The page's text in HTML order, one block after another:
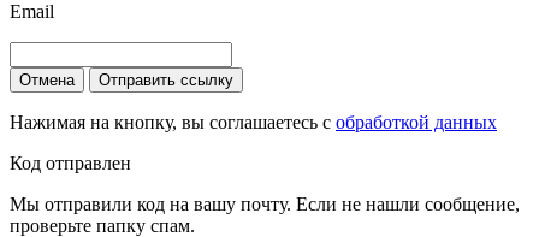
Email
Отмена Отправить ссылку
Нажимая на кнопку, вы соглашаетесь с обработкой данных
Код отправлен
Мы отправили код на вашу почту. Если не нашли сообщение,
проверьте папку спам.